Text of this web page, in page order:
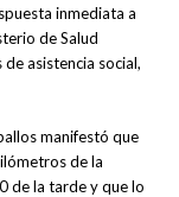
inmediata a
de Salud
asistencia social,
manifestó que
de la
de la tarde y que lo